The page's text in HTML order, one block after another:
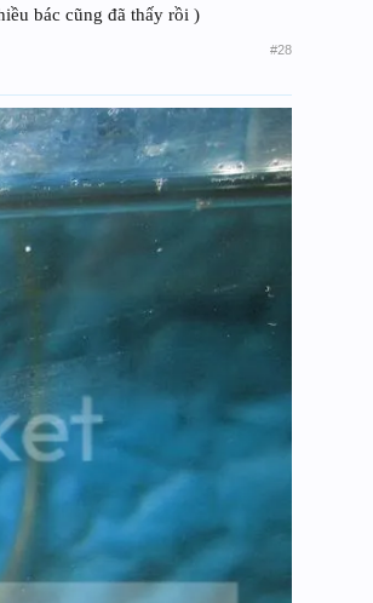
bác cũng đã thấy rồi )
#28